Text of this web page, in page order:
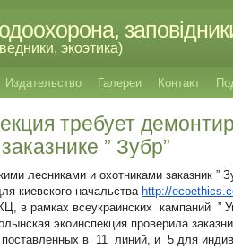
экоэтика)
Издательство Галереи Контакт
требует
” Зубр”
лесниками и охотниками заказник ”
киевского начальства http://
в рамках всеукраинских кампаний ”
экоинспекция проверила
в 11 линий, и 5 для